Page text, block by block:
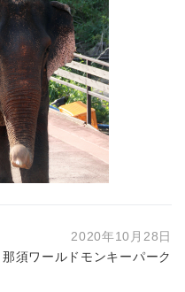
2020年10月28日
那須ワールドモンキーパーク